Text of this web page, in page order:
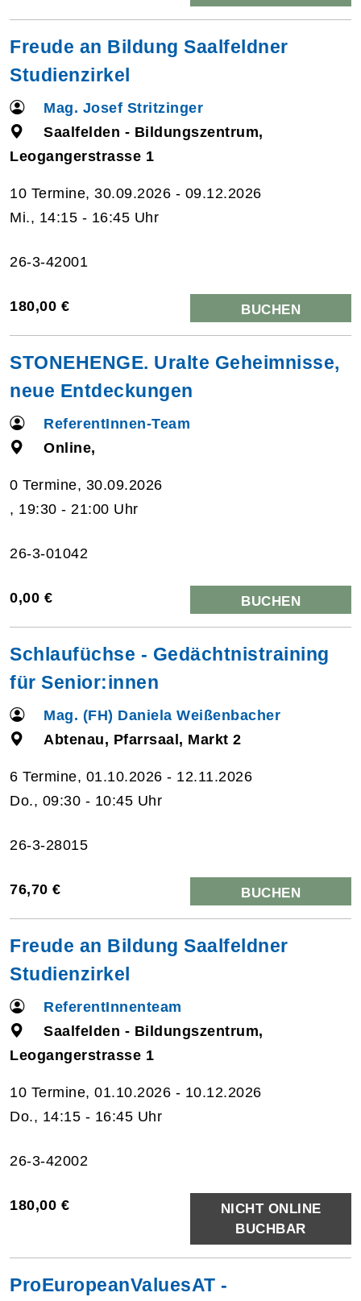
Freude an Bildung Saalfeldner
Studienzirkel
Mag. Josef Stritzinger
Saalfelden - Bildungszentrum,
Leogangerstrasse 1
10 Termine, 30.09.2026 - 09.12.2026
Mi., 14:15 - 16:45 Uhr
26-3-42001
180,00 € BUCHEN
STONEHENGE. Uralte Geheimnisse,
neue Entdeckungen
ReferentInnen-Team
Online,
0 Termine, 30.09.2026
, 19:30 - 21:00 Uhr
26-3-01042
0,00 € BUCHEN
Schlaufüchse - Gedächtnistraining
für Senior:innen
Mag. (FH) Daniela Weißenbacher
Abtenau, Pfarrsaal, Markt 2
6 Termine, 01.10.2026 - 12.11.2026
Do., 09:30 - 10:45 Uhr
26-3-28015
76,70 € BUCHEN
Freude an Bildung Saalfeldner
Studienzirkel
ReferentInnenteam
Saalfelden - Bildungszentrum,
Leogangerstrasse 1
10 Termine, 01.10.2026 - 10.12.2026
Do., 14:15 - 16:45 Uhr
26-3-42002
180,00 €
NICHT ONLINE
BUCHBAR
ProEuropeanValuesAT -